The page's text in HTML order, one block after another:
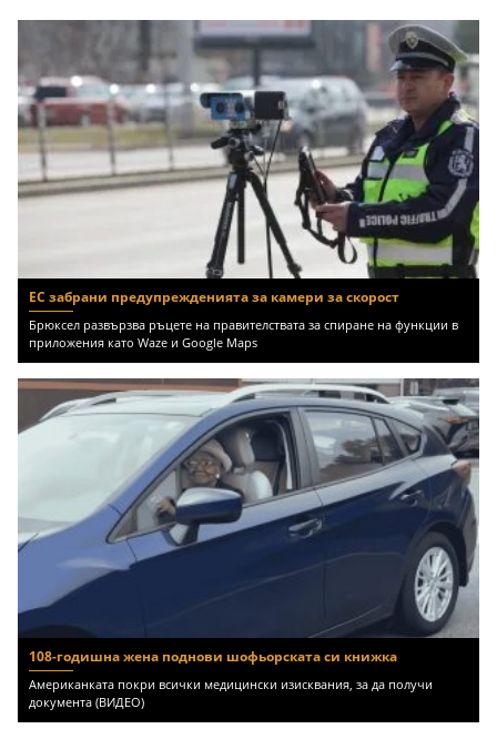
ЕС забрани предупрежденията за камери за скорост
Брюксел развързва ръцете на правителствата за спиране на функции в
приложения като Waze и Google Maps
108-годишна жена поднови шофьорската си книжка
Американката покри всички медицински изисквания, за да получи
документа (ВИДЕО)